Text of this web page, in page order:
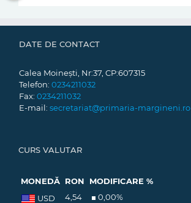
DATE DE CONTACT
Calea Moinești, Nr:37, CP:607315
Telefon: 0234211032
Fax: 0234211032
E-mail: secretariat@primaria-margineni.ro
CURS VALUTAR
MONEDĂ RON
MODIFICARE %
USD
4,54 0,00%